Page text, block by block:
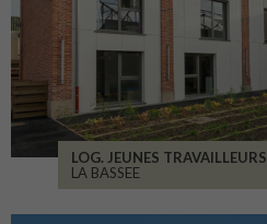
LOG. JEUNES TRAVAILLEURS
LA BASSEE